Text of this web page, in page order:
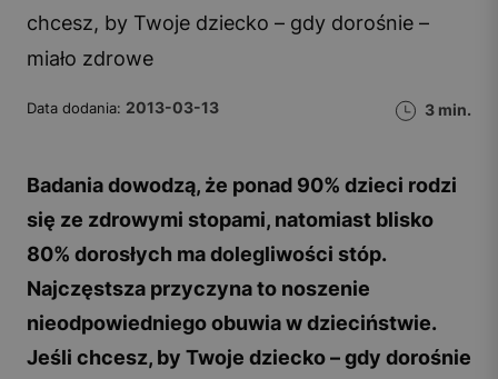
chcesz, by Twoje dziecko – gdy dorośnie –
miało zdrowe
Data dodania: 2013-03-13 3 min.
Badania dowodzą, że ponad 90% dzieci rodzi
się ze zdrowymi stopami, natomiast blisko
80% dorosłych ma dolegliwości stóp.
Najczęstsza przyczyna to noszenie
nieodpowiedniego obuwia w dzieciństwie.
Jeśli chcesz, by Twoje dziecko – gdy dorośnie